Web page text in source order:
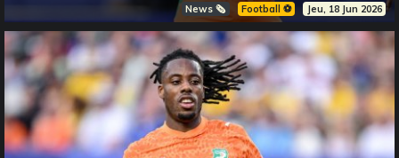
News 🗞️ Football ⚽️ Jeu, 18 Jun 2026